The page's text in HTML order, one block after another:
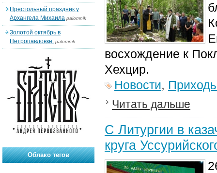
восхождение к
Хехцир.
Новости,
Читать дальше
С Литургии в
круга
Престольный праздник у
Архангела Михаила palomnik
Золотой октябрь в
Петропавловке. palomnik
Облако тегов